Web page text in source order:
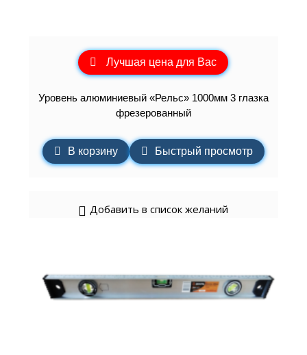
Лучшая цена для Вас
Уровень алюминиевый «Рельс» 1000мм 3 глазка
фрезерованный
В корзину Быстрый просмотр
Добавить в список желаний